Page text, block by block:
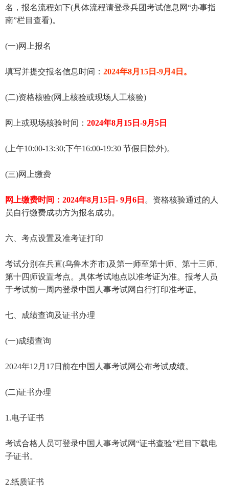
名，报名流程如下(具体流程请登录兵团考试信息网“办事指
南”栏目查看)。
(一)网上报名
填写并提交报名信息时间： 2024年8月15日-9月4日。
(二)资格核验(网上核验或现场人工核验)
网上或现场核验时间： 2024年8月15日-9月5日
(上午10:00-13:30;下午16:00-19:30 节假日除外)。
(三)网上缴费
网上缴费时间：2024年8月15日- 9月6日 。资格核验通过的人
员自行缴费成功方为报名成功。
六、考点设置及准考证打印
考试分别在兵直(乌鲁木齐市)及第一师至第十师、第十三师、
第十四师设置考点。具体考试地点以准考证为准。报考人员
于考试前一周内登录中国人事考试网自行打印准考证。
七、成绩查询及证书办理
(一)成绩查询
2024年12月17日前在中国人事考试网公布考试成绩。
(二)证书办理
1.电子证书
考试合格人员可登录中国人事考试网“证书查验”栏目下载电
子证书。
2.纸质证书